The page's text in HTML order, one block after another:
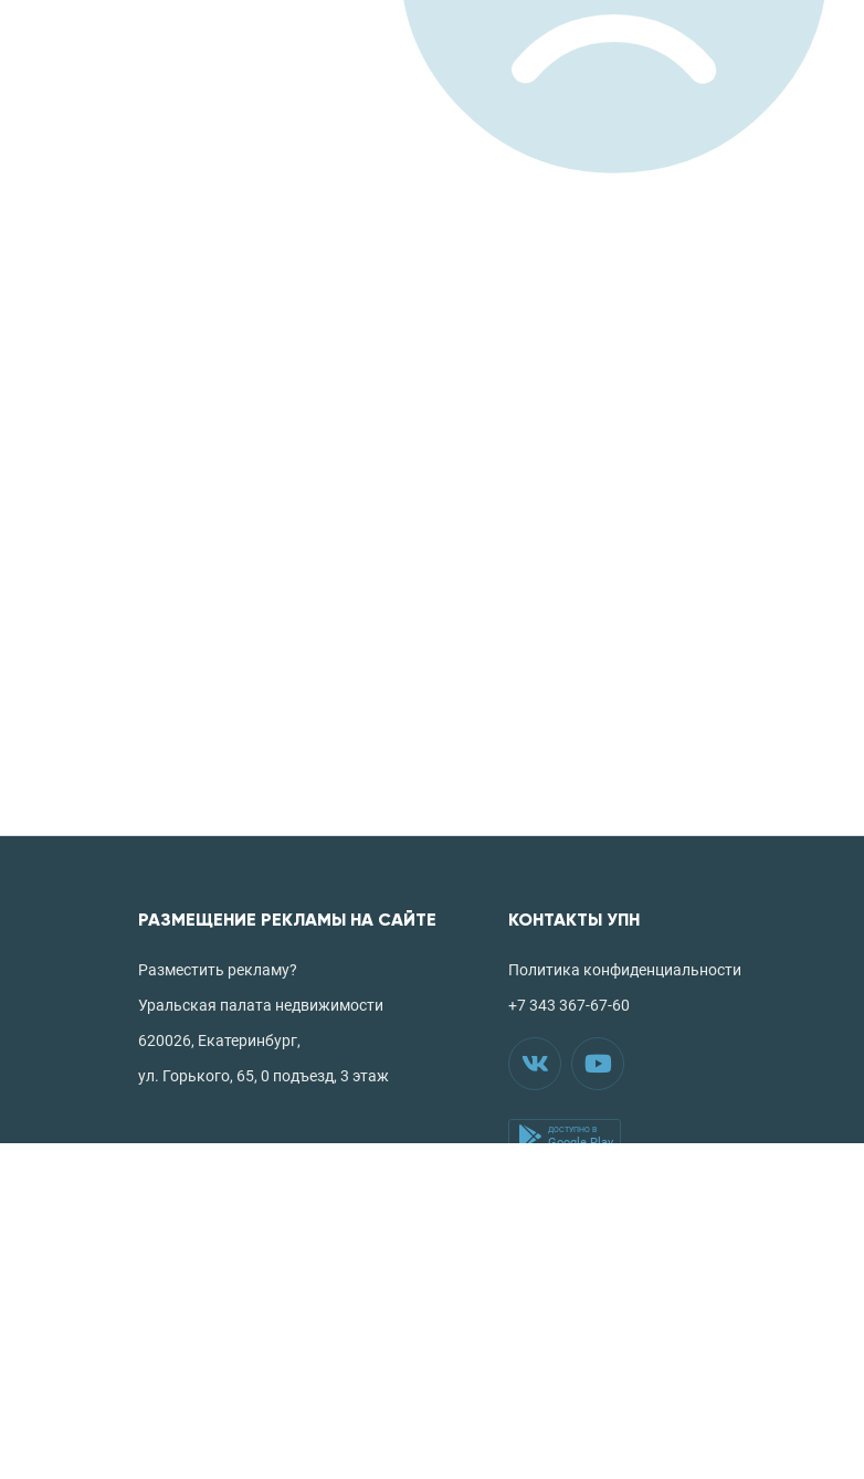
РАЗМЕЩЕНИЕ РЕКЛАМЫ НА САЙТЕ
Разместить рекламу?
Уральская палата недвижимости
620026, Екатеринбург,
ул. Горького, 65, 0 подъезд, 3 этаж
КОНТАКТЫ УПН
Политика конфиденциальности
+7 343 367-67-60
ДОСТУПНО В
Google Play